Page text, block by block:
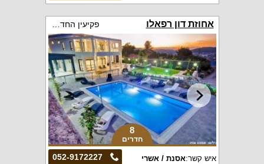
אחוזת דון רפאלו
8
חדרים
052-9172227 איש קשר:אסנת / אשרי